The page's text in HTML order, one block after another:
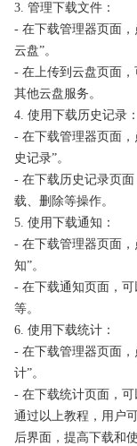
3. 管理下载文件：
- 在下载管理器页面，
云盘”。
- 在上传到云盘页面
其他云盘服务。
4. 使用下载历史记录：
- 在下载管理器页面，
史记录”。
- 在下载历史记录页
载、删除等操作。
5. 使用下载通知：
- 在下载管理器页面，
知”。
- 在下载通知页面，
等。
6. 使用下载统计：
- 在下载管理器页面
计”。
- 在下载统计页面，可
通过以上教程，用户
后界面，提高下载和